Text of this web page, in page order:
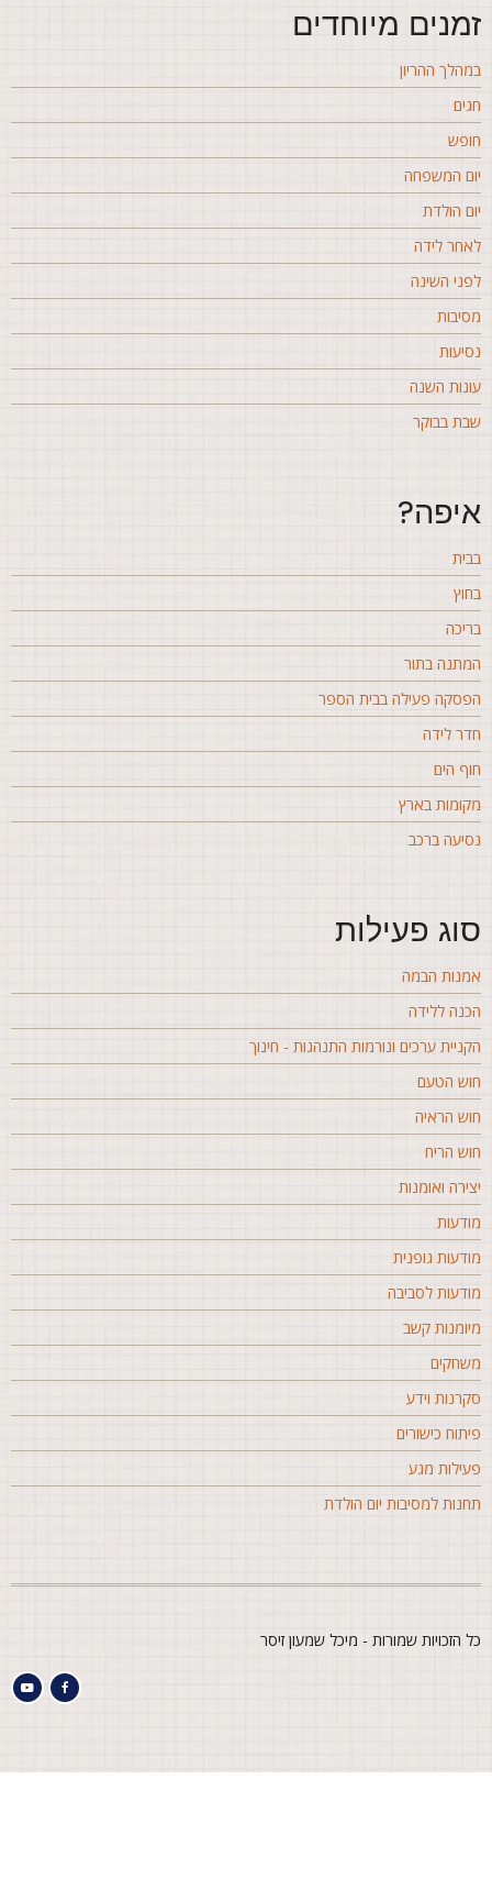
מיוחדים
ההריון
המשפחה
הולדת
לידה
השינה
השנה
בבוקר
בתור
פעילה בבית הספר
לידה
הים
בארץ
ברכב
פעילות
הבמה
ללידה
ערכים ונורמות התנהגות - חינוך
הטעם
הראיה
הריח
ואומנות
גופנית
לסביבה
קשב
וידע
כישורים
מגע
למסיבות יום הולדת
הזכויות שמורות - מיכל שמעון זיסר